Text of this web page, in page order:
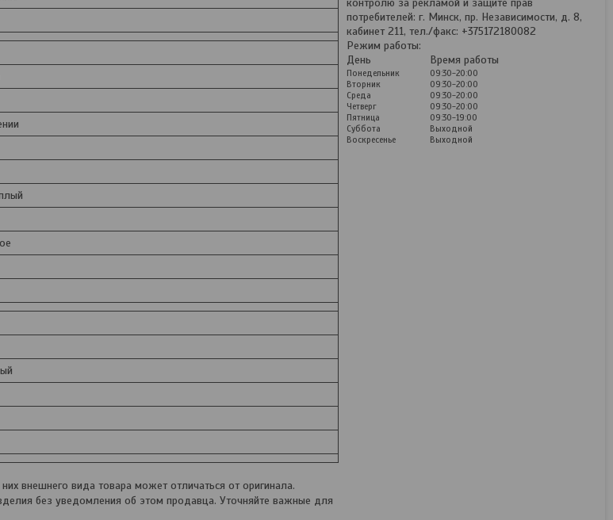
внешнего вида товара может отличаться от оригинала.
без уведомления об этом продавца. Уточняйте важные для
потребителей: г. Минск, пр. Независимости, д. 8,
кабинет 211, тел./факс: +375172180082
Режим работы:
День
Время работы
Понедельник
09:30-20:00
Вторник
09:30-20:00
Среда
09:30-20:00
Четверг
09:30-20:00
Пятница
09:30-19:00
Суббота
Выходной
Воскресенье
Выходной